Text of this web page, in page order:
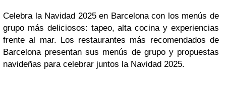
Celebra la Navidad 2025 en Barcelona con los menús de
grupo más deliciosos: tapeo, alta cocina y experiencias
frente al mar. Los restaurantes más recomendados de
Barcelona presentan sus menús de grupo y propuestas
navideñas para celebrar juntos la Navidad 2025.